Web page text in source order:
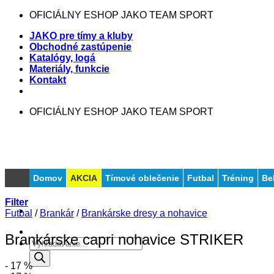
Skip
content
OFICIÁLNY ESHOP JAKO TEAM SPORT
JAKO pre tímy a kluby
Obchodné zastúpenie
Katalógy, logá
Materiály, funkcie
Kontakt
OFICIÁLNY ESHOP JAKO TEAM SPORT
Products
search
Domov AKCIA Tímové oblečenie Futbal Tréning
Filter
Futbal / Brankár / Brankárske dresy a nohavice
Brankárske capri nohavice STRIKER
- 17 %